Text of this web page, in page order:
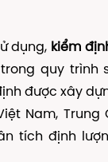
dụng, kiểm
quy trình
được xây
Nam, Trung
tích định